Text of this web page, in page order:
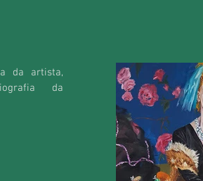
da artista,
da